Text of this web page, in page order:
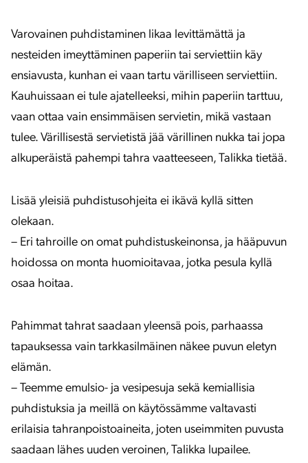
Varovainen puhdistaminen likaa levittämättä ja
nesteiden imeyttäminen paperiin tai serviettiin käy
ensiavusta, kunhan ei vaan tartu värilliseen serviettiin.
Kauhuissaan ei tule ajatelleeksi, mihin paperiin tarttuu,
vaan ottaa vain ensimmäisen servietin, mikä vastaan
tulee. Värillisestä servietistä jää värillinen nukka tai jopa
alkuperäistä pahempi tahra vaatteeseen, Talikka tietää.
Lisää yleisiä puhdistusohjeita ei ikävä kyllä sitten
olekaan.
– Eri tahroille on omat puhdistuskeinonsa, ja hääpuvun
hoidossa on monta huomioitavaa, jotka pesula kyllä
osaa hoitaa.
Pahimmat tahrat saadaan yleensä pois, parhaassa
tapauksessa vain tarkkasilmäinen näkee puvun eletyn
elämän.
– Teemme emulsio- ja vesipesuja sekä kemiallisia
puhdistuksia ja meillä on käytössämme valtavasti
erilaisia tahranpoistoaineita, joten useimmiten puvusta
saadaan lähes uuden veroinen, Talikka lupailee.